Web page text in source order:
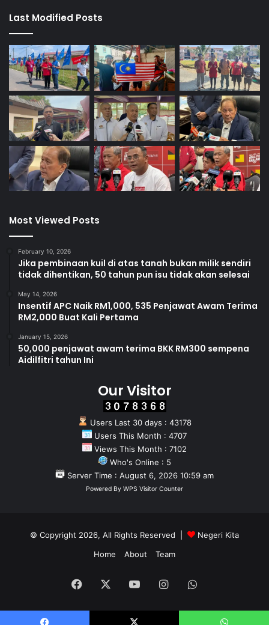
Last Modified Posts
Most Viewed Posts
February 10, 2026
Jika pembinaan kuil di atas tanah bukan milik sendiri
tidak dihentikan, 50 tahun pun isu tidak akan selesai
May 14, 2026
Insentif APC Naik RM1,000, 535 Penjawat Awam Terima
RM2,000 Buat Kali Pertama
January 15, 2026
50,000 penjawat awam terima BKK RM300 sempena
Aidilfitri tahun Ini
Our Visitor
Users Last 30 days : 43178
Users This Month : 4707
Views This Month : 7102
Who's Online : 5
Server Time : August 6, 2026 10:59 am
Powered By WPS Visitor Counter
© Copyright 2026, All Rights Reserved |
Negeri Kita
Home
About Team
Facebook YouTubeInstagramWhatsApp